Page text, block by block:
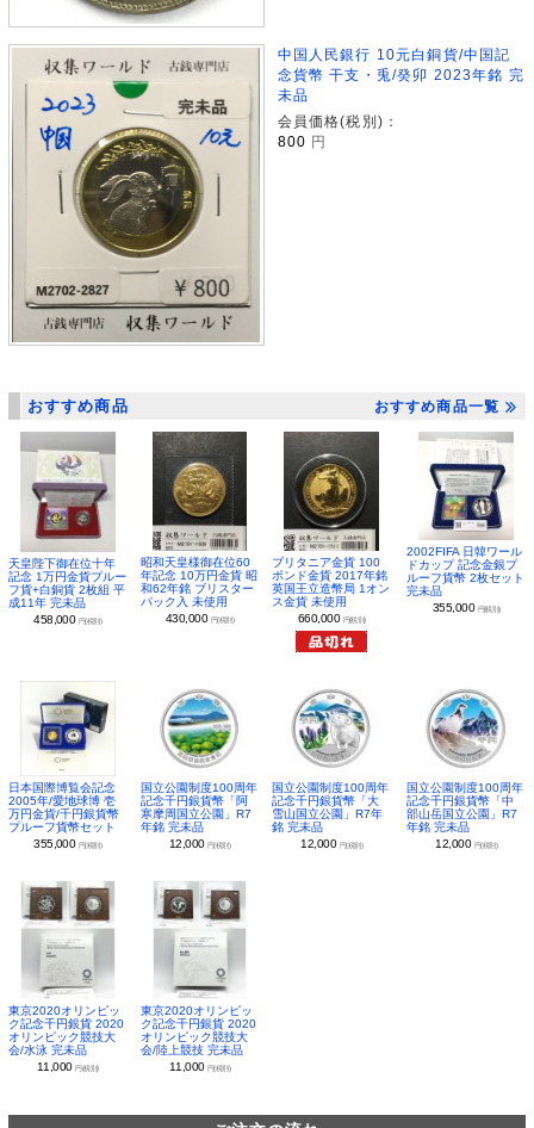
中国人民銀行 10元白銅貨/中国記
念貨幣 干支・兎/癸卯 2023年銘 完
未品
会員価格(税別)：
800 円
おすすめ商品 おすすめ商品一覧
天皇陛下御在位十年
記念 1万円金貨プルー
フ貨+白銅貨 2枚組 平
成11年 完未品
458,000 円(税別)
昭和天皇様御在位60
年記念 10万円金貨 昭
和62年銘 ブリスター
パック入 未使用
430,000 円(税別)
ブリタニア金貨 100
ポンド金貨 2017年銘
英国王立造幣局 1オン
ス金貨 未使用
660,000 円(税別)
2002FIFA 日韓ワール
ドカップ 記念金銀プ
ルーフ貨幣 2枚セット
完未品
355,000 円(税別)
日本国際博覧会記念
2005年/愛地球博 壱
万円金貨/千円銀貨幣
プルーフ貨幣セット
355,000 円(税別)
国立公園制度100周年
記念千円銀貨幣「阿
寒摩周国立公園」R7
年銘 完未品
12,000 円(税別)
国立公園制度100周年
記念千円銀貨幣「大
雪山国立公園」R7年
銘 完未品
12,000 円(税別)
国立公園制度100周年
記念千円銀貨幣「中
部山岳国立公園」R7
年銘 完未品
12,000 円(税別)
東京2020オリンピッ
ク記念千円銀貨 2020
オリンピック競技大
会/水泳 完未品
11,000円(税別)
東京2020オリンピッ
ク記念千円銀貨 2020
オリンピック競技大
会/陸上競技 完未品
11,000 円(税別)